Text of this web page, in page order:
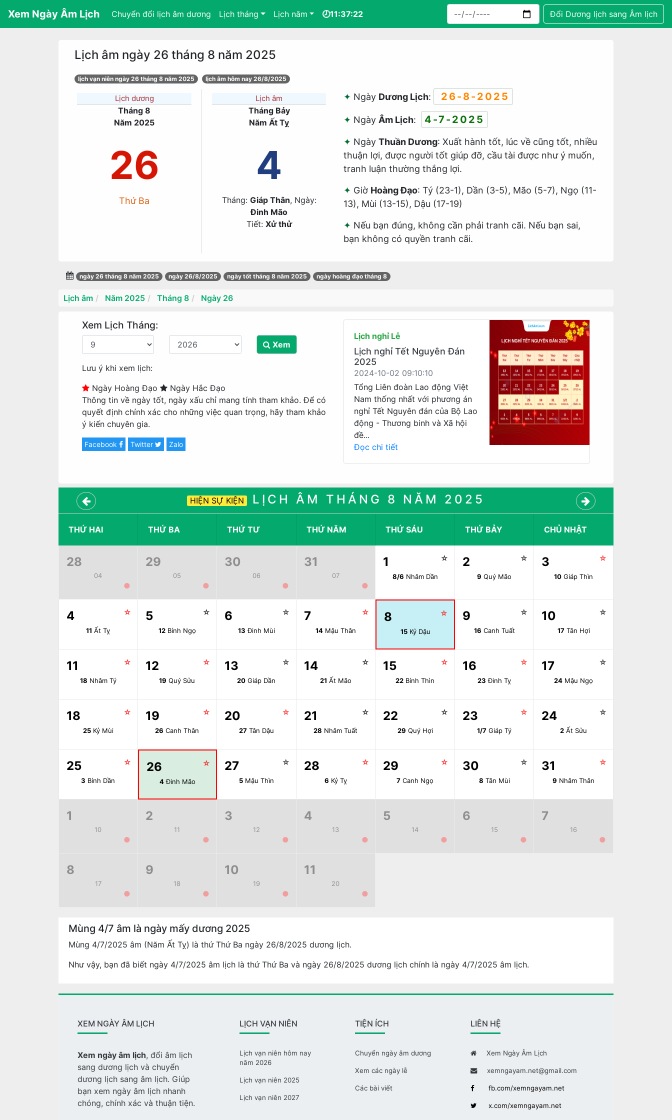
Xem Ngày Âm Lịch Chuyển đổi lịch âm dương Lịch tháng Lịch năm 🕗11:37:22 Đổi Dương lịch sang Âm lịch
Lịch âm ngày 26 tháng 8 năm 2025
lịch vạn niên ngày 26 tháng 8 năm 2025 lịch âm hôm nay 26/8/2025
Lịch dương
Tháng 8
Năm 2025
26
Thứ Ba
Lịch âm
Tháng Bảy
Năm Ất Tỵ
4
Tháng: Giáp Thân, Ngày:
Đinh Mão
Tiết: Xử thử
Ngày Dương Lịch: 26-8-2025
Ngày Âm Lịch: 4-7-2025
Ngày Thuần Dương: Xuất hành tốt, lúc về cũng tốt, nhiều
thuận lợi, được người tốt giúp đỡ, cầu tài được như ý muốn,
tranh luận thường thắng lợi.
Giờ Hoàng Đạo: Tý (23-1), Dần (3-5), Mão (5-7), Ngọ (11-
13), Mùi (13-15), Dậu (17-19)
Nếu bạn đúng, không cần phải tranh cãi. Nếu bạn sai,
bạn không có quyền tranh cãi.
ngày 26 tháng 8 năm 2025 ngày 26/8/2025 ngày tốt tháng 8 năm 2025 ngày hoàng đạo tháng 8
Lịch âm Năm 2025 Tháng 8 Ngày 26
Xem Lịch Tháng:
Xem
Lưu ý khi xem lịch:
Ngày Hoàng Đạo
Ngày Hắc Đạo
Thông tin về ngày tốt, ngày xấu chỉ mang tính tham khảo. Để có
quyết định chính xác cho những việc quan trọng, hãy tham khảo
ý kiến chuyên gia.
Facebook Twitter Zalo
Lịch nghỉ Lễ
Lịch nghỉ Tết Nguyên Đán
2025
2024-10-02 09:10:10
Tổng Liên đoàn Lao động Việt
Nam thống nhất với phương án
nghỉ Tết Nguyên đán của Bộ Lao
động - Thương binh và Xã hội
đề...
Đọc chi tiết
HIỆN SỰ KIỆN LỊCH ÂM THÁNG 8 NĂM 2025
THỨ HAI THỨ BA THỨ TƯ THỨ NĂM THỨ SÁU THỨ BẢY CHỦ NHẬT
28
04
●
29
05
●
30
06
●
31
07
●
1 ☆
8/6 Nhâm Dần
2 ☆
9 Quý Mão
3 ☆
10 Giáp Thìn
4 ☆
11 Ất Tỵ
5 ☆
12Bính Ngọ
6 ☆
13 Đinh Mùi
7 ☆
14Mậu Thân
8 ☆
15Kỷ Dậu
9 ☆
16 Canh Tuất
10 ☆
17Tân Hợi
11 ☆
18 Nhâm Tý
12 ☆
19 Quý Sửu
13 ☆
20 Giáp Dần
14 ☆
21 Ất Mão
15 ☆
22 Bính Thìn
16 ☆
23 Đinh Tỵ
17 ☆
24 Mậu Ngọ
18 ☆
25Kỷ Mùi
19 ☆
26 Canh Thân
20 ☆
27Tân Dậu
21 ☆
28 Nhâm Tuất
22 ☆
29 Quý Hợi
23 ☆
1/7 Giáp Tý
24 ☆
2 Ất Sửu
25 ☆
3 Bính Dần
26 ☆
4Đinh Mão
27 ☆
5Mậu Thìn
28 ☆
6 Kỷ Tỵ
29 ☆
7 Canh Ngọ
30 ☆
8 Tân Mùi
31 ☆
9 Nhâm Thân
1
10
●
2
11
●
3
12
●
4
13
●
5
14
●
6
15
●
7
16
●
8
17
●
9
18
●
10
19
●
11
20
●
Mùng 4/7 âm là ngày mấy dương 2025
Mùng 4/7/2025 âm (Năm Ất Tỵ) là thứ Thứ Ba ngày 26/8/2025 dương lịch.
Như vậy, bạn đã biết ngày 4/7/2025 âm lịch là thứ Thứ Ba và ngày 26/8/2025 dương lịch chính là ngày 4/7/2025 âm lịch.
XEM NGÀY ÂM LỊCH
Xem ngày âm lịch, đổi âm lịch
sang dương lịch và chuyển
dương lịch sang âm lịch. Giúp
bạn xem ngày âm lịch nhanh
chóng, chính xác và thuận tiện.
LỊCH VẠN NIÊN
Lịch vạn niên hôm nay
năm 2026
Lịch vạn niên 2025
Lịch vạn niên 2027
TIỆN ÍCH
Chuyển ngày âm dương
Xem các ngày lễ
Các bài viết
LIÊN HỆ
Xem Ngày Âm Lịch
xemngayam.net@gmail.com
fb.com/xemngayam.net
x.com/xemngayam.net